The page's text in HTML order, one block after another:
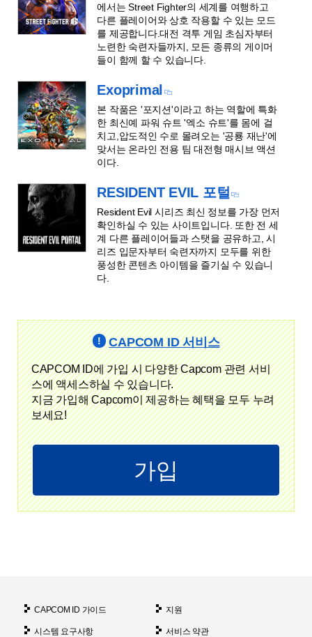
에서는 Street Fighter의 세계를 여행하고
다른 플레이어와 상호 작용할 수 있는 모드
를 제공합니다.대전 격투 게임 초심자부터
노련한 숙련자들까지, 모든 종류의 게이머
들이 함께 할 수 있습니다.
Exoprimal
본 작품은 '포지션'이라고 하는 역할에 특화
한 최신예 파워 슈트 '엑소 슈트'를 몸에 걸
치고,압도적인 수로 몰려오는 '공룡 재난'에
맞서는 온라인 전용 팀 대전형 매시브 액션
이다.
RESIDENT EVIL 포털
Resident Evil 시리즈 최신 정보를 가장 먼저
확인하실 수 있는 사이트입니다. 또한 전 세
계 다른 플레이어들과 스탯을 공유하고, 시
리즈 입문자부터 숙련자까지 모두를 위한
풍성한 콘텐츠 아이템을 즐기실 수 있습니
다.
CAPCOM ID 서비스
CAPCOM ID에 가입 시 다양한 Capcom 관련 서비
스에 액세스하실 수 있습니다.
지금 가입해 Capcom이 제공하는 혜택을 모두 누려
보세요!
가입
CAPCOM ID 가이드 지원
시스템 요구사항 서비스 약관